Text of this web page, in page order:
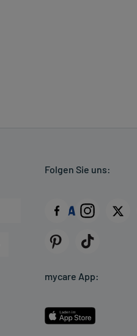
Folgen Sie uns:
mycare App: